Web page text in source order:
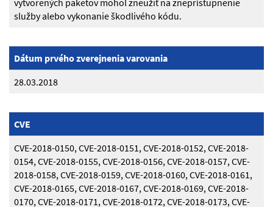
vytvorených paketov mohol zneužiť na zneprístupnenie
služby alebo vykonanie škodlivého kódu.
Dátum prvého zverejnenia varovania
28.03.2018
CVE
CVE-2018-0150, CVE-2018-0151, CVE-2018-0152, CVE-2018-
0154, CVE-2018-0155, CVE-2018-0156, CVE-2018-0157, CVE-
2018-0158, CVE-2018-0159, CVE-2018-0160, CVE-2018-0161,
CVE-2018-0165, CVE-2018-0167, CVE-2018-0169, CVE-2018-
0170, CVE-2018-0171, CVE-2018-0172, CVE-2018-0173, CVE-